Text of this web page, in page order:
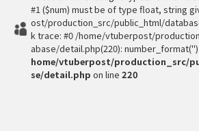
#1 ($num) must be of type float, string
ost/production_src/public_html/
k trace: #0 /home/vtuberpost/
abase/detail.php(220):
home/vtuberpost/production_src/
se/detail.php on line 220